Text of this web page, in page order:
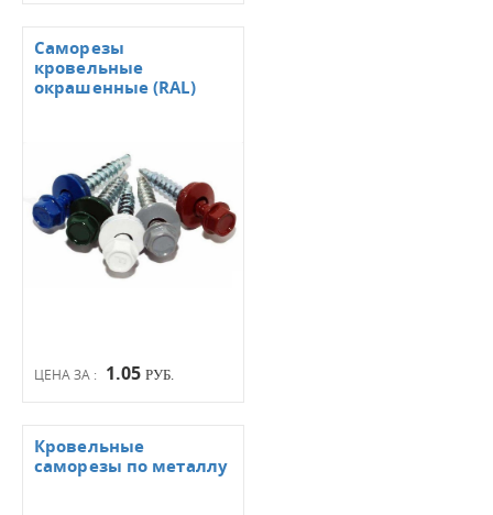
ЦЕНА ЗА : 1.05 РУБ.
Саморезы
кровельные
окрашенные (RAL)
Кровельные
саморезы по металлу